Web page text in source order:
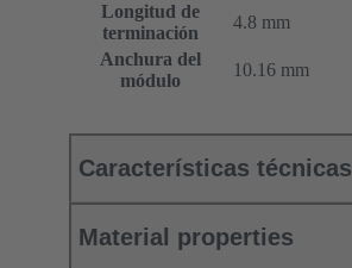
Longitud de
terminación
4.8 mm
Anchura del
módulo
10.16 mm
Características técnicas
Material properties